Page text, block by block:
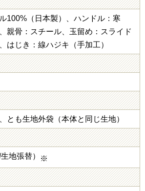
100%（日本製）、ハンドル：寒
親骨：スチール、玉留め：スライド
はじき：線ハジキ（手加工）
とも生地外袋（本体と同じ生地）
地張替） ※